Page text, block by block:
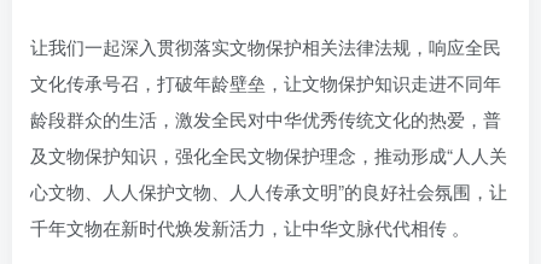
让我们一起深入贯彻落实文物保护相关法律法规，响应全民
文化传承号召，打破年龄壁垒，让文物保护知识走进不同年
龄段群众的生活，激发全民对中华优秀传统文化的热爱，普
及文物保护知识，强化全民文物保护理念，推动形成“人人关
心文物、人人保护文物、人人传承文明”的良好社会氛围，让
千年文物在新时代焕发新活力，让中华文脉代代相传 。